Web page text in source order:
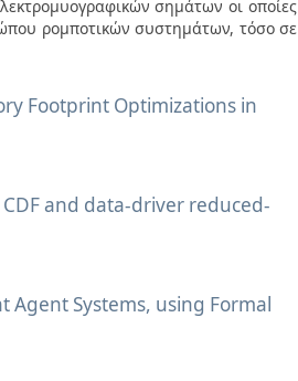
σημάτων οι οποίες
ρομποτικών συστημάτων, τόσο σε
Footprint Optimizations in
and data-driver reduced-
Systems, using Formal